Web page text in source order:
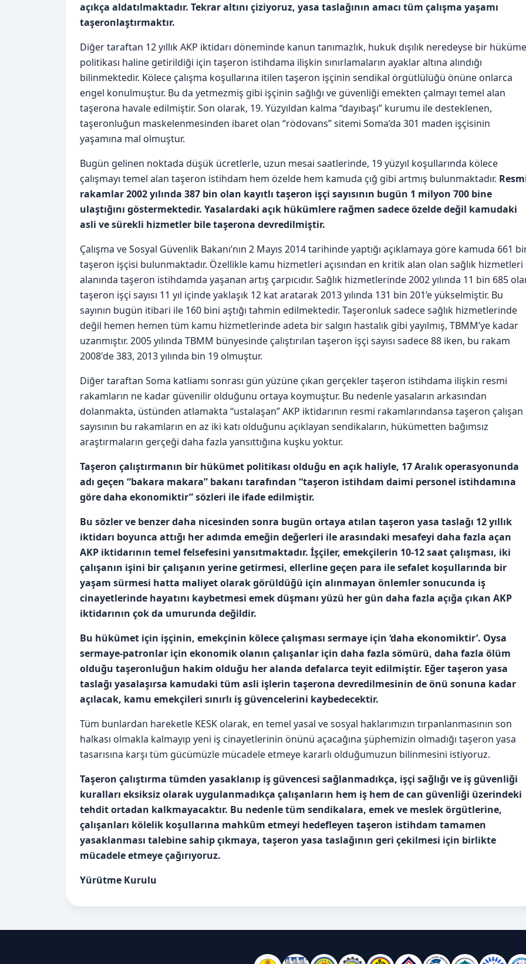
açıkça aldatılmaktadır. Tekrar altını çiziyoruz, yasa taslağının amacı tüm çalışma yaşamı
taşeronlaştırmaktır.
Diğer taraftan 12 yıllık AKP iktidarı döneminde kanun tanımazlık, hukuk dışılık neredeyse bir
politikası haline getirildiği için taşeron istihdama ilişkin sınırlamaların ayaklar altına alındığı
bilinmektedir. Kölece çalışma koşullarına itilen taşeron işçinin sendikal örgütlülüğü önüne onlarca
engel konulmuştur. Bu da yetmezmiş gibi işçinin sağlığı ve güvenliği emekten çalmayı temel alan
taşerona havale edilmiştir. Son olarak, 19. Yüzyıldan kalma “dayıbaşı” kurumu ile desteklenen,
taşeronluğun maskelenmesinden ibaret olan “rödovans” sitemi Soma’da 301 maden işçisinin
yaşamına mal olmuştur.
Bugün gelinen noktada düşük ücretlerle, uzun mesai saatlerinde, 19 yüzyıl koşullarında kölece
çalışmayı temel alan taşeron istihdam hem özelde hem kamuda çığ gibi artmış bulunmaktadır.
rakamlar 2002 yılında 387 bin olan kayıtlı taşeron işçi sayısının bugün 1 milyon 700 bine
ulaştığını göstermektedir. Yasalardaki açık hükümlere rağmen sadece özelde değil kamudaki
asli ve sürekli hizmetler bile taşerona devredilmiştir.
Çalışma ve Sosyal Güvenlik Bakanı’nın 2 Mayıs 2014 tarihinde yaptığı açıklamaya göre kamuda 661
taşeron işçisi bulunmaktadır. Özellikle kamu hizmetleri açısından en kritik alan olan sağlık hizmetleri
alanında taşeron istihdamda yaşanan artış çarpıcıdır. Sağlık hizmetlerinde 2002 yılında 11 bin 685
taşeron işçi sayısı 11 yıl içinde yaklaşık 12 kat aratarak 2013 yılında 131 bin 201’e yükselmiştir. Bu
sayının bugün itibari ile 160 bini aştığı tahmin edilmektedir. Taşeronluk sadece sağlık hizmetlerinde
değil hemen hemen tüm kamu hizmetlerinde adeta bir salgın hastalık gibi yayılmış, TBMM’ye kadar
uzanmıştır. 2005 yılında TBMM bünyesinde çalıştırılan taşeron işçi sayısı sadece 88 iken, bu rakam
2008'de 383, 2013 yılında bin 19 olmuştur.
Diğer taraftan Soma katliamı sonrası gün yüzüne çıkan gerçekler taşeron istihdama ilişkin resmi
rakamların ne kadar güvenilir olduğunu ortaya koymuştur. Bu nedenle yasaların arkasından
dolanmakta, üstünden atlamakta “ustalaşan” AKP iktidarının resmi rakamlarındansa taşeron çalışan
sayısının bu rakamların en az iki katı olduğunu açıklayan sendikaların, hükümetten bağımsız
araştırmaların gerçeği daha fazla yansıttığına kuşku yoktur.
Taşeron çalıştırmanın bir hükümet politikası olduğu en açık haliyle, 17 Aralık operasyonunda
adı geçen “bakara makara” bakanı tarafından “taşeron istihdam daimi personel istihdamına
göre daha ekonomiktir” sözleri ile ifade edilmiştir.
Bu sözler ve benzer daha nicesinden sonra bugün ortaya atılan taşeron yasa taslağı 12 yıllık
iktidarı boyunca attığı her adımda emeğin değerleri ile arasındaki mesafeyi daha fazla açan
AKP iktidarının temel felsefesini yansıtmaktadır. İşçiler, emekçilerin 10-12 saat çalışması, iki
çalışanın işini bir çalışanın yerine getirmesi, ellerline geçen para ile sefalet koşullarında bir
yaşam sürmesi hatta maliyet olarak görüldüğü için alınmayan önlemler sonucunda iş
cinayetlerinde hayatını kaybetmesi emek düşmanı yüzü her gün daha fazla açığa çıkan AKP
iktidarının çok da umurunda değildir.
Bu hükümet için işçinin, emekçinin kölece çalışması sermaye için ‘daha ekonomiktir’. Oysa
sermaye-patronlar için ekonomik olanın çalışanlar için daha fazla sömürü, daha fazla ölüm
olduğu taşeronluğun hakim olduğu her alanda defalarca teyit edilmiştir. Eğer taşeron yasa
taslağı yasalaşırsa kamudaki tüm asli işlerin taşerona devredilmesinin de önü sonuna kadar
açılacak, kamu emekçileri sınırlı iş güvencelerini kaybedecektir.
Tüm bunlardan hareketle KESK olarak, en temel yasal ve sosyal haklarımızın tırpanlanmasının son
halkası olmakla kalmayıp yeni iş cinayetlerinin önünü açacağına şüphemizin olmadığı taşeron yasa
tasarısına karşı tüm gücümüzle mücadele etmeye kararlı olduğumuzun bilinmesini istiyoruz.
Taşeron çalıştırma tümden yasaklanıp iş güvencesi sağlanmadıkça, işçi sağlığı ve iş güvenliği
kuralları eksiksiz olarak uygulanmadıkça çalışanların hem iş hem de can güvenliği üzerindeki
tehdit ortadan kalkmayacaktır. Bu nedenle tüm sendikalara, emek ve meslek örgütlerine,
çalışanları kölelik koşullarına mahkûm etmeyi hedefleyen taşeron istihdam tamamen
yasaklanması talebine sahip çıkmaya, taşeron yasa taslağının geri çekilmesi için birlikte
mücadele etmeye çağırıyoruz.
Yürütme Kurulu